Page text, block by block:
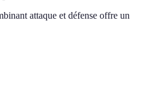
attaque et défense offre un